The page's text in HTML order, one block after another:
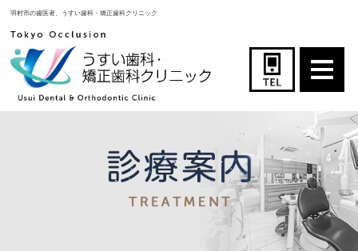
羽村市の歯医者、うすい歯科・矯正歯科クリニック